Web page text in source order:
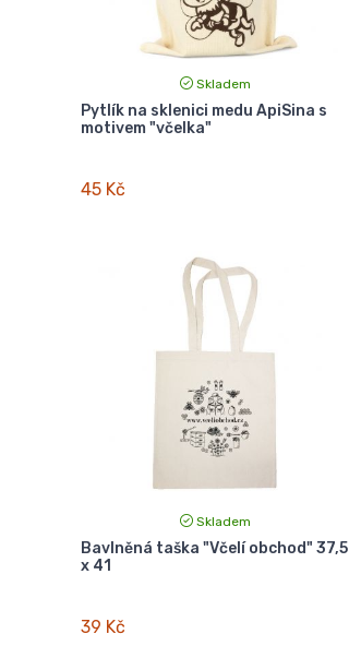
Skladem
Pytlík na sklenici medu ApiSina s
motivem "včelka"
45 Kč
Skladem
Bavlněná taška "Včelí obchod" 37,5
x 41
39 Kč